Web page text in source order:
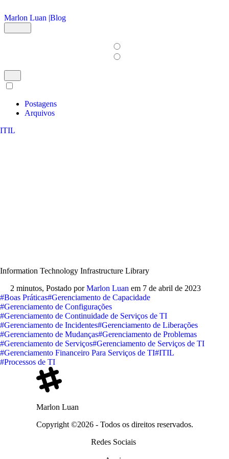
Marlon Luan |Blog
Postagens
Arquivos
ITIL
Information Technology Infrastructure Library
2 minutos, Postado porMarlon Luan em 7 de abril de 2023
#Boas Práticas#Gerenciamento de Capacidade
#Gerenciamento de Configurações
#Gerenciamento de Continuidade de Serviços de TI
#Gerenciamento de Incidentes#Gerenciamento de Liberações
#Gerenciamento de Mudanças#Gerenciamento de Problemas
#Gerenciamento de Serviços#Gerenciamento de Serviços de TI
#Gerenciamento Financeiro Para Serviços de TI#ITIL
#Processos de TI
Marlon Luan
Copyright ©2026 - Todos os direitos reservados.
Redes Sociais